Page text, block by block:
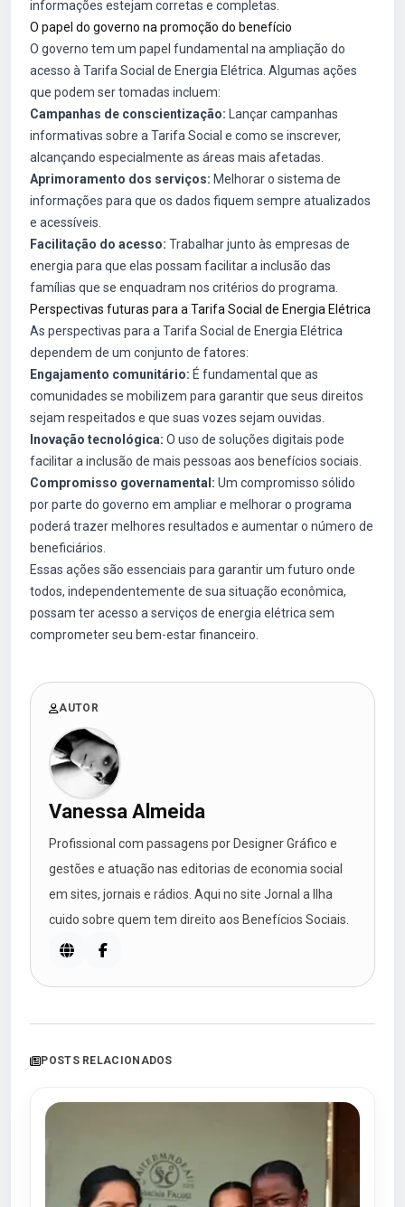
informações estejam corretas e completas.
O papel do governo na promoção do benefício
O governo tem um papel fundamental na ampliação do
acesso à Tarifa Social de Energia Elétrica. Algumas ações
que podem ser tomadas incluem:
Campanhas de conscientização: Lançar campanhas
informativas sobre a Tarifa Social e como se inscrever,
alcançando especialmente as áreas mais afetadas.
Aprimoramento dos serviços: Melhorar o sistema de
informações para que os dados fiquem sempre atualizados
e acessíveis.
Facilitação do acesso: Trabalhar junto às empresas de
energia para que elas possam facilitar a inclusão das
famílias que se enquadram nos critérios do programa.
Perspectivas futuras para a Tarifa Social de Energia Elétrica
As perspectivas para a Tarifa Social de Energia Elétrica
dependem de um conjunto de fatores:
Engajamento comunitário: É fundamental que as
comunidades se mobilizem para garantir que seus direitos
sejam respeitados e que suas vozes sejam ouvidas.
Inovação tecnológica: O uso de soluções digitais pode
facilitar a inclusão de mais pessoas aos benefícios sociais.
Compromisso governamental: Um compromisso sólido
por parte do governo em ampliar e melhorar o programa
poderá trazer melhores resultados e aumentar o número de
beneficiários.
Essas ações são essenciais para garantir um futuro onde
todos, independentemente de sua situação econômica,
possam ter acesso a serviços de energia elétrica sem
comprometer seu bem-estar financeiro.
AUTOR
Vanessa Almeida
Profissional com passagens por Designer Gráfico e
gestões e atuação nas editorias de economia social
em sites, jornais e rádios. Aqui no site Jornal a Ilha
cuido sobre quem tem direito aos Benefícios Sociais.
POSTS RELACIONADOS